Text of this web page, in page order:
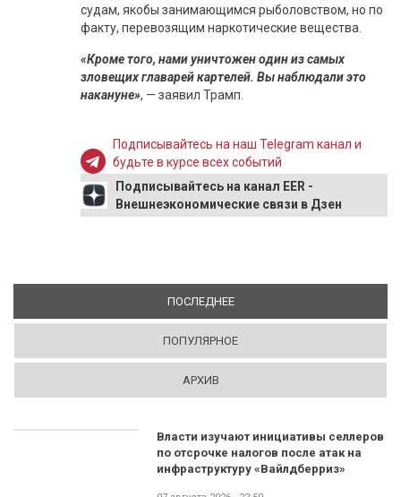
судам, якобы занимающимся рыболовством, но по
факту, перевозящим наркотические вещества.
«Кроме того, нами уничтожен один из самых
зловещих главарей картелей. Вы наблюдали это
накануне», — заявил Трамп.
Подписывайтесь на наш Telegram канал и
будьте в курсе всех событий
Подписывайтесь на канал EER -
Внешнеэкономические связи в Дзен
ПОСЛЕДНЕЕ(АКТИВНАЯ ВКЛАДКА)
ПОПУЛЯРНОЕ
АРХИВ
Власти изучают инициативы селлеров
по отсрочке налогов после атак на
инфраструктуру «Вайлдберриз»